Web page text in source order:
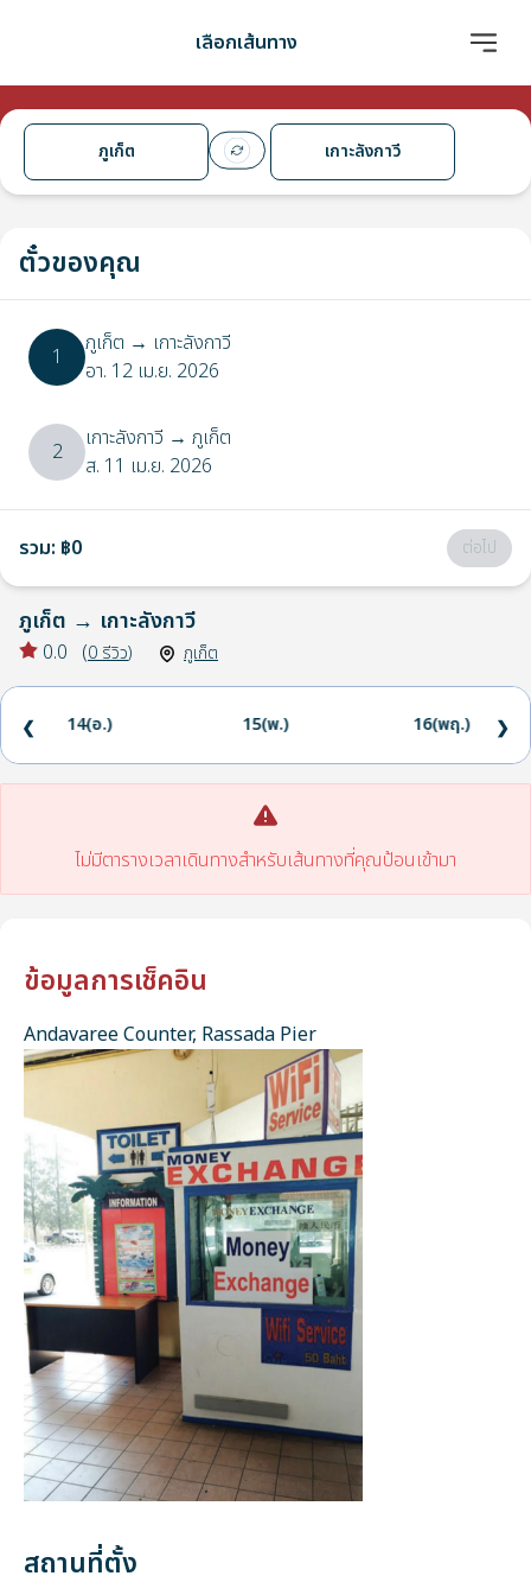
เลือกเส้นทาง
ภูเก็ต เกาะลังกาวี
ตั๋วของคุณ
1 ภูเก็ต → เกาะลังกาวี
อา. 12 เม.ย. 2026
2 เกาะลังกาวี → ภูเก็ต
ส. 11 เม.ย. 2026
รวม: ฿0 ต่อไป
ภูเก็ต → เกาะลังกาวี
0.0 (0 รีวิว) ภูเก็ต
14(อ.) 15(พ.) 16(พฤ.)
❮ ❯
ไม่มีตารางเวลาเดินทางสำหรับเส้นทางที่คุณป้อนเข้ามา
ข้อมูลการเช็คอิน
Andavaree Counter, Rassada Pier
สถานที่ตั้ง